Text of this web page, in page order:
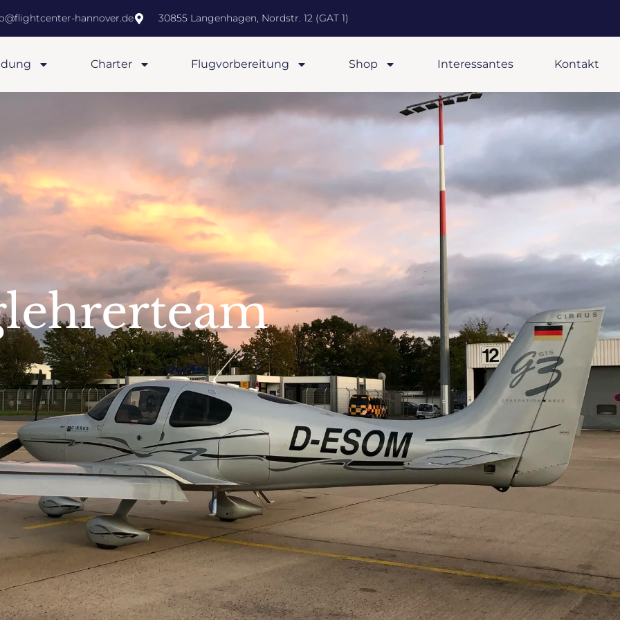
hannover.de 30855 Langenhagen, Nordstr. 12 (GAT 1)
Charter Flugvorbereitung Shop Interessantes Kontakt